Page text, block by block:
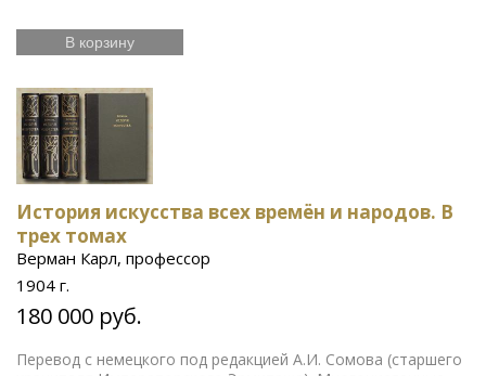
В корзину
История искусства всех времён и народов. В
трех томах
Верман Карл, профессор
1904 г.
180 000 руб.
Перевод с немецкого под редакцией А.И. Сомова (старшего